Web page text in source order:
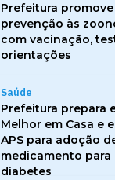
Prefeitura
prevenção às
com vacinação,
orientações
Saúde
Prefeitura prepara
Melhor em Casa e
APS para adoção
medicamento
diabetes